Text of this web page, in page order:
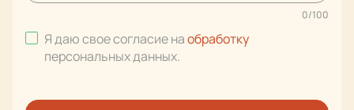
0/100
Я даю свое согласие наобработку
персональных данных.